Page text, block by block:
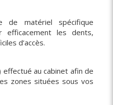
de matériel spécifique
les dents,
d’accès.
effectué au cabinet afin de
zones situées sous vos